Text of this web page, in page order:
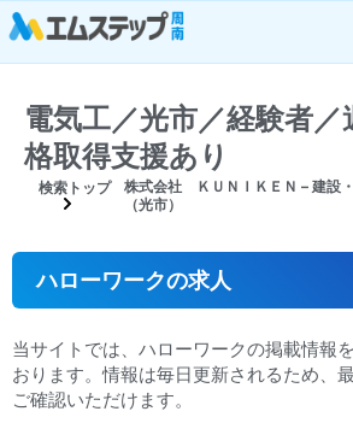
電気工／光市／経験者
格取得支援あり
検索トップ
株式会社 ＫＵＮＩＫＥＮ – 建設
（光市）
ハローワークの求人
当サイトでは、ハローワークの掲載情報
おります。情報は毎日更新されるため、
ご確認いただけます。